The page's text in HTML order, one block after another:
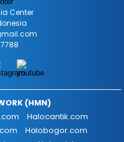
Center
(HMN)
Halocantik.com
Halobogor.com